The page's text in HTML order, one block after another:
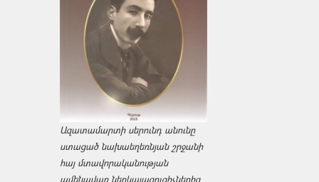
Ազատամարտի սերունդ անունը
ստացած նախաեղեռնյան շրջանի
հայ մտավորականության